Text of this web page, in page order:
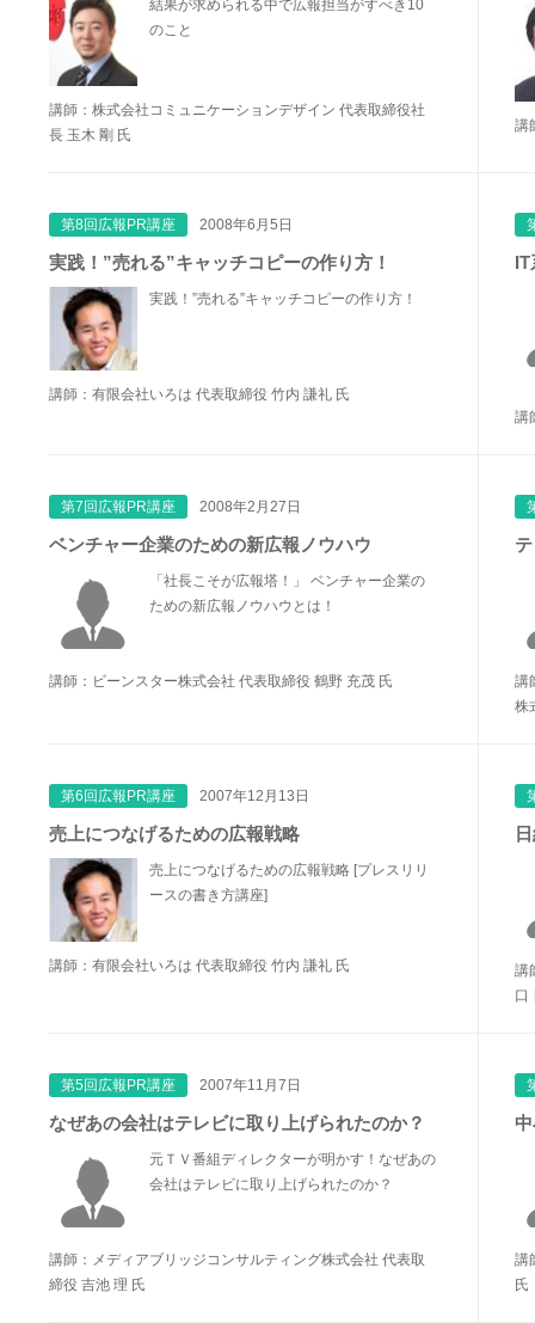
結果が求められる中で広報担当がすべき10
のこと
講師：株式会社コミュニケーションデザイン 代表取締役社
長 玉木 剛 氏
講
第8回広報PR講座 2008年6月5日
実践！”売れる”キャッチコピーの作り方！
実践！”売れる”キャッチコピーの作り方！
講師：有限会社いろは 代表取締役 竹内 謙礼 氏
講
第7回広報PR講座 2008年2月27日
ベンチャー企業のための新広報ノウハウ
「社長こそが広報塔！」 ベンチャー企業の
ための新広報ノウハウとは！
講師：ビーンスター株式会社 代表取締役 鶴野 充茂 氏
講
株
第6回広報PR講座 2007年12月13日
売上につなげるための広報戦略
売上につなげるための広報戦略 [プレスリリ
ースの書き方講座]
講師：有限会社いろは 代表取締役 竹内 謙礼 氏
講
口
第5回広報PR講座 2007年11月7日
なぜあの会社はテレビに取り上げられたのか？
元ＴＶ番組ディレクターが明かす！なぜあの
会社はテレビに取り上げられたのか？
講師：メディアブリッジコンサルティング株式会社 代表取
締役 吉池 理 氏
講
氏